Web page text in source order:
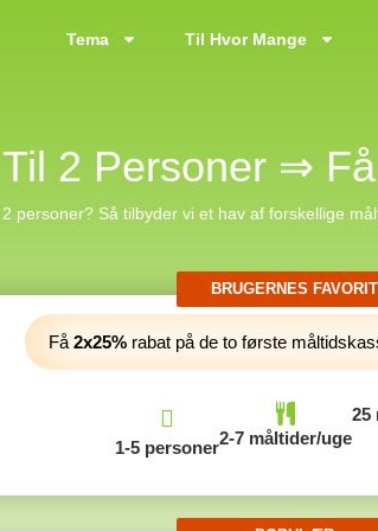
Tema Til Hvor Mange
2 Personer ⇒
personer? Så tilbyder vi et hav af forskellige
Få 2x25%rabat på de to første
1-5 personer2-7 måltider/uge
25